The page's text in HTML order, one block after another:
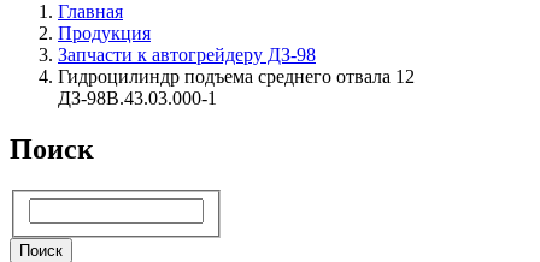
Главная
Продукция
Запчасти к автогрейдеру ДЗ-98
Гидроцилиндр подъема среднего отвала 12
ДЗ-98В.43.03.000-1
Поиск
Поиск